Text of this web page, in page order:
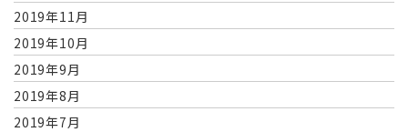
2019年11月
2019年10月
2019年9月
2019年8月
2019年7月